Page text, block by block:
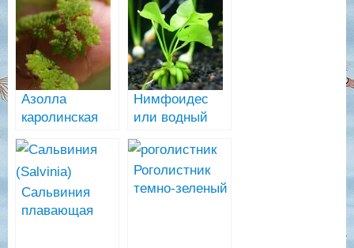
Азолла
каролинская
caroliniana)
Нимфоидес
или водный
(Nymphoides
aquatica)
Сальвиния
плавающая
Роголистник
темно-зеленый